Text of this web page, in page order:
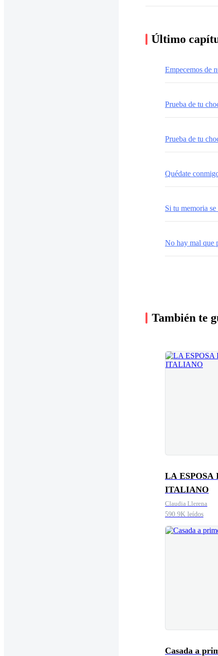
Último
Empecemos de
Prueba de tu
Prueba de tu
Quédate
Si tu memoria
No hay mal que
También te
LA ESPOSA
ITALIANO
Claudia Llerena
590.9K leídos
Casada a